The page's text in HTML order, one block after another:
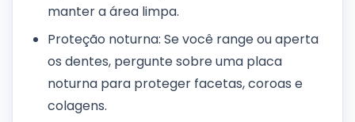
manter a área limpa.
Proteção noturna: Se você range ou aperta
os dentes, pergunte sobre uma placa
noturna para proteger facetas, coroas e
colagens.